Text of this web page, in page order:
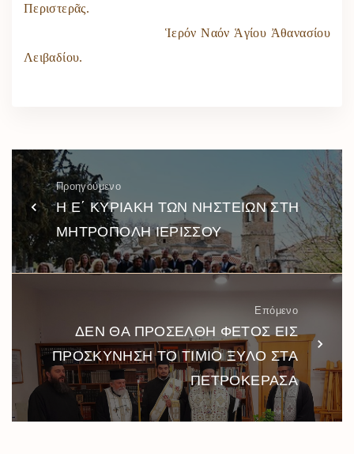
Περιστερᾶς.
Ἱερόν Ναόν Ἁγίου Ἀθανασίου
Λειβαδίου.
Προηγούμενο
Η Ε΄ ΚΥΡΙΑΚΗ ΤΩΝ ΝΗΣΤΕΙΩΝ ΣΤΗ
ΜΗΤΡΟΠΟΛΗ ΙΕΡΙΣΣΟΥ
Επόμενο
ΔΕΝ ΘΑ ΠΡΟΣΕΛΘΗ ΦΕΤΟΣ ΕΙΣ
ΠΡΟΣΚΥΝΗΣΗ ΤΟ ΤΙΜΙΟ ΞΥΛΟ ΣΤΑ
ΠΕΤΡΟΚΕΡΑΣΑ